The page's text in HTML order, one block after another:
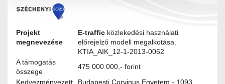
Projekt
megnevezése
E-traffic közlekedési használati
előrejelző modell megalkotása.
KTIA_AIK_12-1-2013-0062
A támogatás
összege
475 000 000,- forint
Kedvezményezett
Budapesti Corvinus Egyetem - 1093